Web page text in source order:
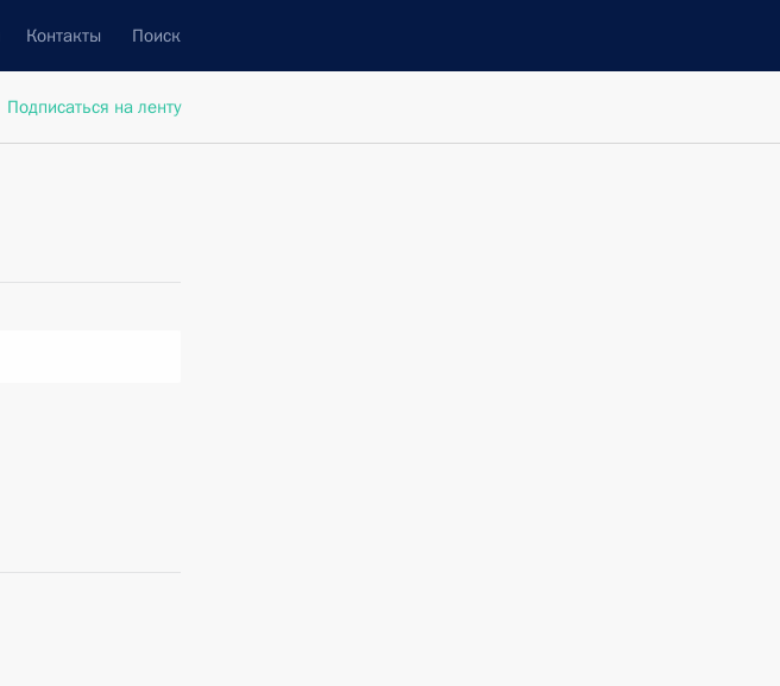
Контакты Поиск
Подписаться на ленту